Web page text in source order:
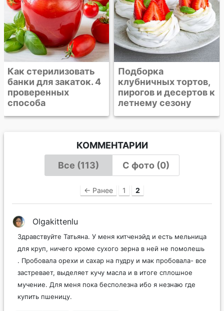
Подборка
клубничных тортов,
пирогов и десертов к
летнему сезону
КОММЕНТАРИИ
Все (113)
С фото (0)
← Ранее 1 2
Olgakittenlu
Здравствуйте Татьяна. У меня китченэйд и есть мельница
для круп, ничего кроме сухого зерна в ней не помолешь
. Пробовала орехи и сахар на пудру и мак пробовала- все
застревает, выделяет кучу масла и в итоге сплошное
мучение. Для меня пока бесполезна ибо я незнаю где
купить пшеницу.